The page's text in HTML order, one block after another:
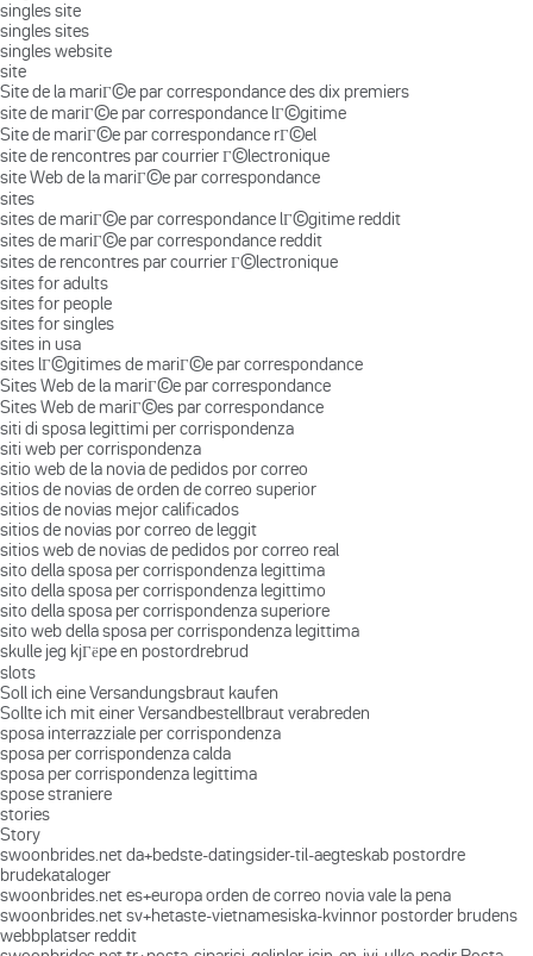
singles site
singles sites
singles website
site
Site de la mariГ©e par correspondance des dix premiers
site de mariГ©e par correspondance lГ©gitime
Site de mariГ©e par correspondance rГ©el
site de rencontres par courrier Г©lectronique
site Web de la mariГ©e par correspondance
sites
sites de mariГ©e par correspondance lГ©gitime reddit
sites de mariГ©e par correspondance reddit
sites de rencontres par courrier Г©lectronique
sites for adults
sites for people
sites for singles
sites in usa
sites lГ©gitimes de mariГ©e par correspondance
Sites Web de la mariГ©e par correspondance
Sites Web de mariГ©es par correspondance
siti di sposa legittimi per corrispondenza
siti web per corrispondenza
sitio web de la novia de pedidos por correo
sitios de novias de orden de correo superior
sitios de novias mejor calificados
sitios de novias por correo de leggit
sitios web de novias de pedidos por correo real
sito della sposa per corrispondenza legittima
sito della sposa per corrispondenza legittimo
sito della sposa per corrispondenza superiore
sito web della sposa per corrispondenza legittima
skulle jeg kjГёpe en postordrebrud
slots
Soll ich eine Versandungsbraut kaufen
Sollte ich mit einer Versandbestellbraut verabreden
sposa interrazziale per corrispondenza
sposa per corrispondenza calda
sposa per corrispondenza legittima
spose straniere
stories
Story
swoonbrides.net da+bedste-datingsider-til-aegteskab postordre
brudekataloger
swoonbrides.net es+europa orden de correo novia vale la pena
swoonbrides.net sv+hetaste-vietnamesiska-kvinnor postorder brudens
webbplatser reddit